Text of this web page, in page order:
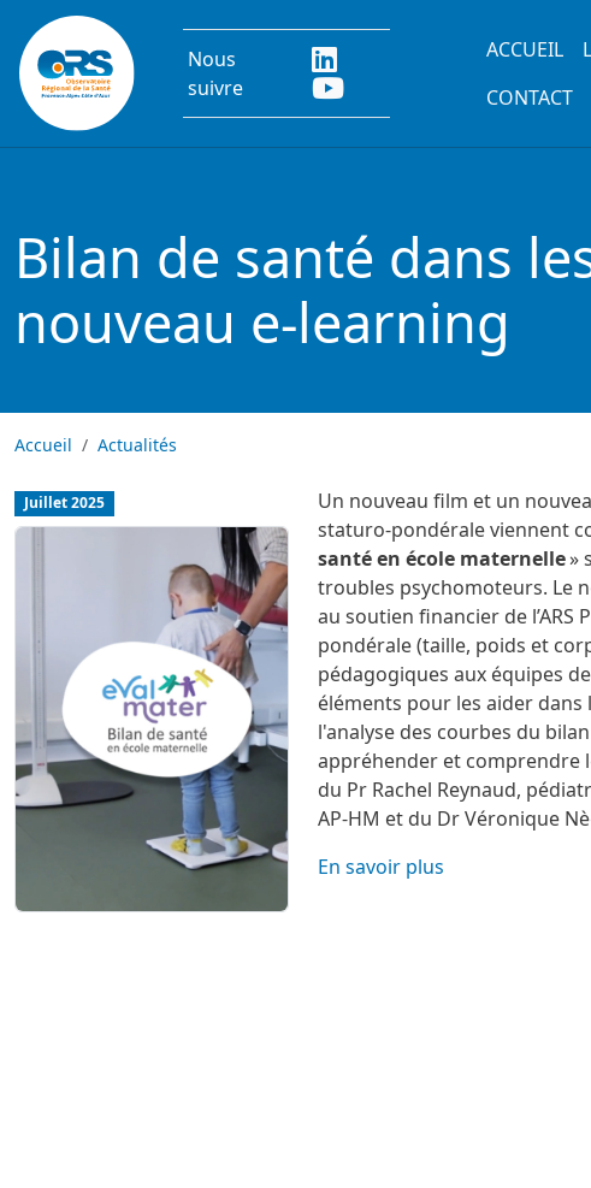
Aller au contenu principal
Nous
suivre
Main
ACCUEIL
CONTACT
Bilan de santé dans
nouveau e-learning
Accueil Actualités
Juillet 2025
img-actu
Image
Un nouveau film et un
staturo-pondérale viennent
santé en école maternelle»
troubles psychomoteurs. Le
au soutien financier de
pondérale (taille, poids et
pédagogiques aux équipes
éléments pour les aider
l'analyse des courbes du
appréhender et comprendre
du Pr Rachel Reynaud,
AP-HM et du Dr Véronique
En savoir plus